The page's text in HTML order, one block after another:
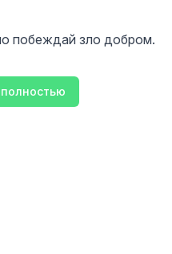
побеждай зло добром.